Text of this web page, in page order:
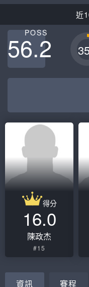
近
POSS
56.2
得分
16.0
陳政杰
#15
資訊 賽程